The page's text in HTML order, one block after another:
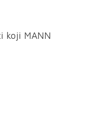
koji MANN